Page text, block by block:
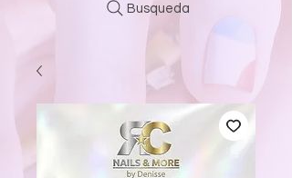
Busqueda